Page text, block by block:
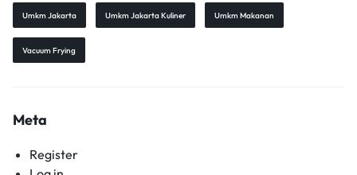
Umkm Jakarta Umkm Jakarta Kuliner Umkm Makanan
Vacuum Frying
Meta
Register